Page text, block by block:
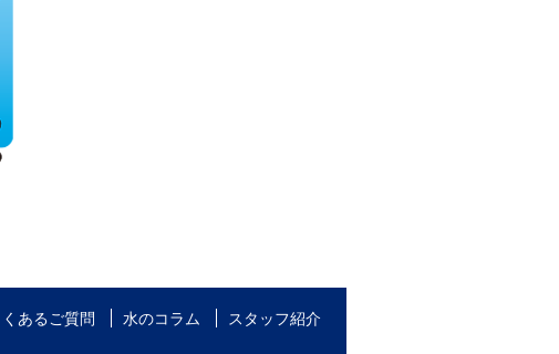
くあるご質問 水のコラム
スタッフ紹介